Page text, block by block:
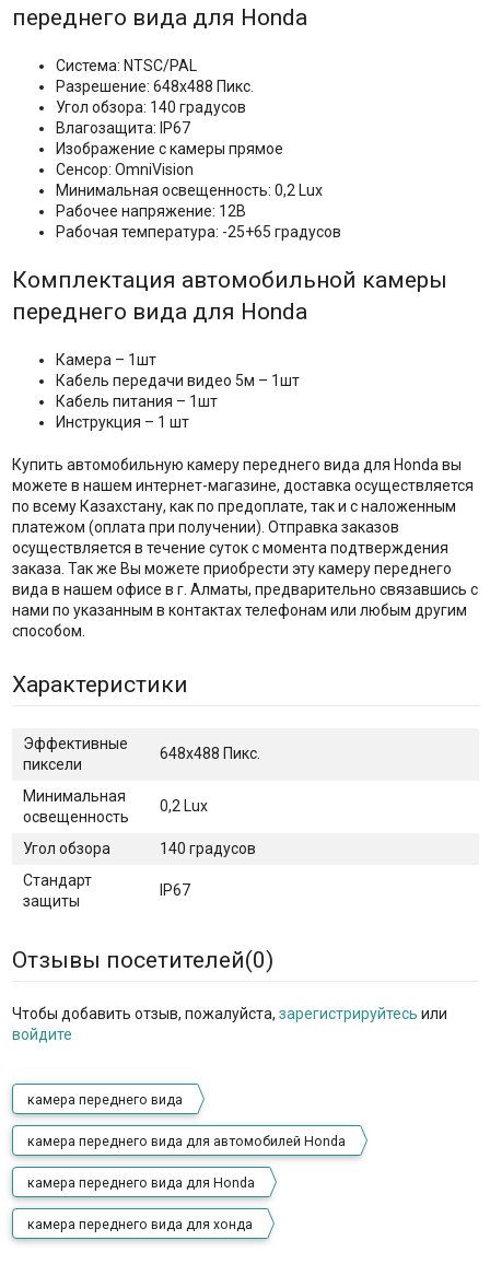
переднего вида для Honda
Система: NTSC/PAL
Разрешение: 648х488 Пикс.
Угол обзора: 140 градусов
Влагозащита: IP67
Изображение с камеры прямое
Сенсор: OmniVision
Минимальная освещенность: 0,2 Lux
Рабочее напряжение: 12В
Рабочая температура: -25+65 градусов
Комплектация автомобильной камеры
переднего вида для Honda
Камера – 1шт
Кабель передачи видео 5м – 1шт
Кабель питания – 1шт
Инструкция – 1 шт
Купить автомобильную камеру переднего вида для Honda вы
можете в нашем интернет-магазине, доставка осуществляется
по всему Казахстану, как по предоплате, так и с наложенным
платежом (оплата при получении). Отправка заказов
осуществляется в течение суток с момента подтверждения
заказа. Так же Вы можете приобрести эту камеру переднего
вида в нашем офисе в г. Алматы, предварительно связавшись с
нами по указанным в контактах телефонам или любым другим
способом.
Характеристики
Эффективные
пиксели
648х488 Пикс.
Минимальная
освещенность
0,2 Lux
Угол обзора
140 градусов
Стандарт
защиты
IP67
Отзывы посетителей(0)
Чтобы добавить отзыв, пожалуйста, зарегистрируйтесь или
войдите
камера переднего вида
камера переднего вида для автомобилей Honda
камера переднего вида для Honda
камера переднего вида для хонда